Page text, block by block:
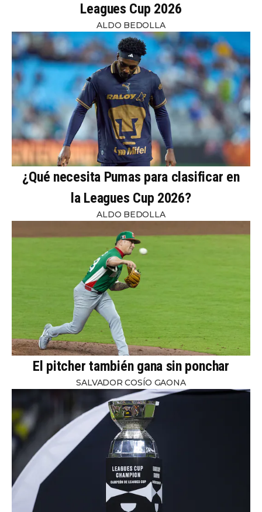
Leagues Cup 2026
ALDO BEDOLLA
¿Qué necesita Pumas para clasificar en
la Leagues Cup 2026?
ALDO BEDOLLA
El pitcher también gana sin ponchar
SALVADOR COSÍO GAONA